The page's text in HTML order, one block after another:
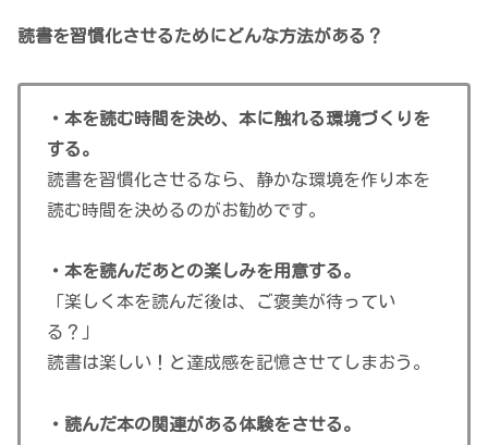
読書を習慣化させるためにどんな方法がある？
・本を読む時間を決め、本に触れる環境づくりを
する。
読書を習慣化させるなら、静かな環境を作り本を
読む時間を決めるのがお勧めです。
・本を読んだあとの楽しみを用意する。
「楽しく本を読んだ後は、ご褒美が待ってい
る？」
読書は楽しい！と達成感を記憶させてしまおう。
・読んだ本の関連がある体験をさせる。